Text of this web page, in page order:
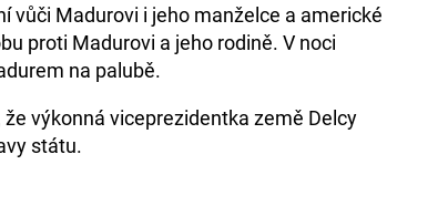
vůči Madurovi i jeho manželce a americké
proti Madurovi a jeho rodině. V noci
na palubě.
výkonná viceprezidentka země Delcy
státu.